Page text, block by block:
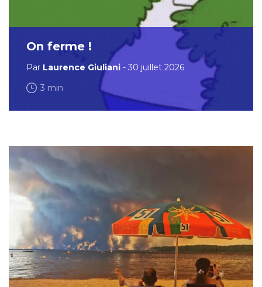
On ferme !
Par Laurence Giuliani - 30 juillet 2026
3 min